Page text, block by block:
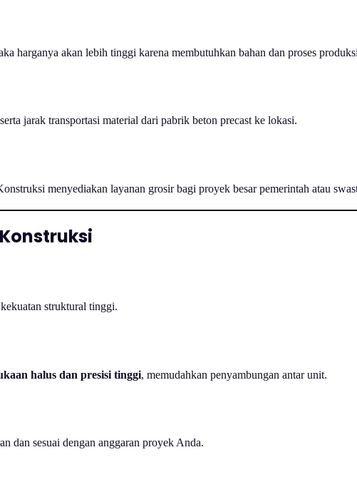
harganya akan lebih tinggi karena membutuhkan bahan dan proses
jarak transportasi material dari pabrik beton precast ke lokasi.
menyediakan layanan grosir bagi proyek besar pemerintah atau
struktural tinggi.
halus dan presisi tinggi, memudahkan penyambungan antar unit.
dan sesuai dengan anggaran proyek Anda.